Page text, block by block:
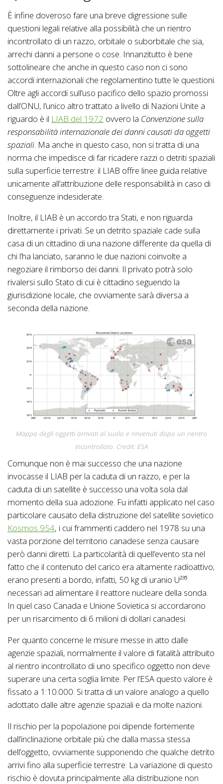
È infine doveroso fare una breve digressione sulle
questioni legali relative alla possibilità che un rientro
incontrollato di un razzo, orbitale o suborbitale che sia,
arrechi danni a persone o cose. Innanzitutto è bene
sottolineare che anche in questo caso non ci sono
accordi internazionali che regolamentino tutte le questioni.
Oltre agli accordi sull’uso pacifico dello spazio promossi
dall’ONU, l’unico altro trattato a livello di Nazioni Unite a
riguardo è il LIAB del 1972 ovvero la Convenzione sulla
responsabilità internazionale dei danni causati da oggetti
spaziali. Ma anche in questo caso, non si tratta di una
norma che impedisce di far ricadere razzi o detriti spaziali
sulla superficie terrestre: il LIAB offre linee guida relative
unicamente all’attribuzione delle responsabilità in caso di
conseguenze indesiderate.
Inoltre, il LIAB è un accordo tra Stati, e non riguarda
direttamente i privati. Se un detrito spaziale cade sulla
casa di un cittadino di una nazione differente da quella di
chi l’ha lanciato, saranno le due nazioni coinvolte a
negoziare il rimborso dei danni. Il privato potrà solo
rivalersi sullo Stato di cui è cittadino seguendo la
giurisdizione locale, che ovviamente sarà diversa a
seconda della nazione.
Mappa degli oggetti arrivati al suolo e rinvenuti dopo un rientro
incontrollato. Credit: ESA
Comunque non è mai successo che una nazione
invocasse il LIAB per la caduta di un razzo, e per la
caduta di un satellite è successo una volta sola dal
momento della sua adozione. Fu infatti applicato nel caso
particolare causato della distruzione del satellite sovietico
Kosmos 954, i cui frammenti caddero nel 1978 su una
vasta porzione del territorio canadese senza causare
però danni diretti. La particolarità di quell’evento sta nel
fatto che il contenuto del carico era altamente radioattivo;
erano presenti a bordo, infatti, 50 kg di uranio U²³⁵
necessari ad alimentare il reattore nucleare della sonda.
In quel caso Canada e Unione Sovietica si accordarono
per un risarcimento di 6 milioni di dollari canadesi.
Per quanto concerne le misure messe in atto dalle
agenzie spaziali, normalmente il valore di fatalità attribuito
al rientro incontrollato di uno specifico oggetto non deve
superare una certa soglia limite. Per l’ESA questo valore è
fissato a 1:10.000. Si tratta di un valore analogo a quello
adottato dalle altre agenzie spaziali e da molte nazioni.
Il rischio per la popolazione poi dipende fortemente
dall’inclinazione orbitale più che dalla massa stessa
dell’oggetto, ovviamente supponendo che qualche detrito
arrivi fino alla superficie terrestre. La variazione di questo
rischio è dovuta principalmente alla distribuzione non